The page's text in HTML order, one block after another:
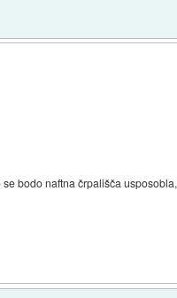
bodo naftna črpališča usposobla,